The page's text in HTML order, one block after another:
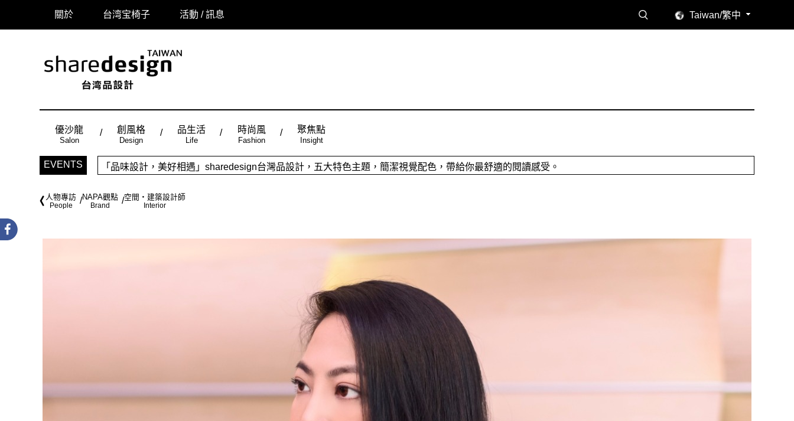
Taiwan/繁中
關於 台湾宝椅子 活動 / 訊息
優沙龍
Salon
創風格
Design
品生活
Life
時尚風
Fashion
聚焦點
Insight
EVENTS
時尚風：Made in Taiwan， 從台灣原創時尚，領略潮流趨勢，體現個人穿搭品味。
人物專訪
People
NAPA觀點
Brand
空間・建築設計師
Interior